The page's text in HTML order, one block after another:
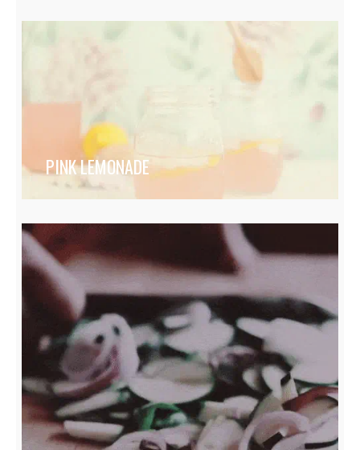
PINK LEMONADE